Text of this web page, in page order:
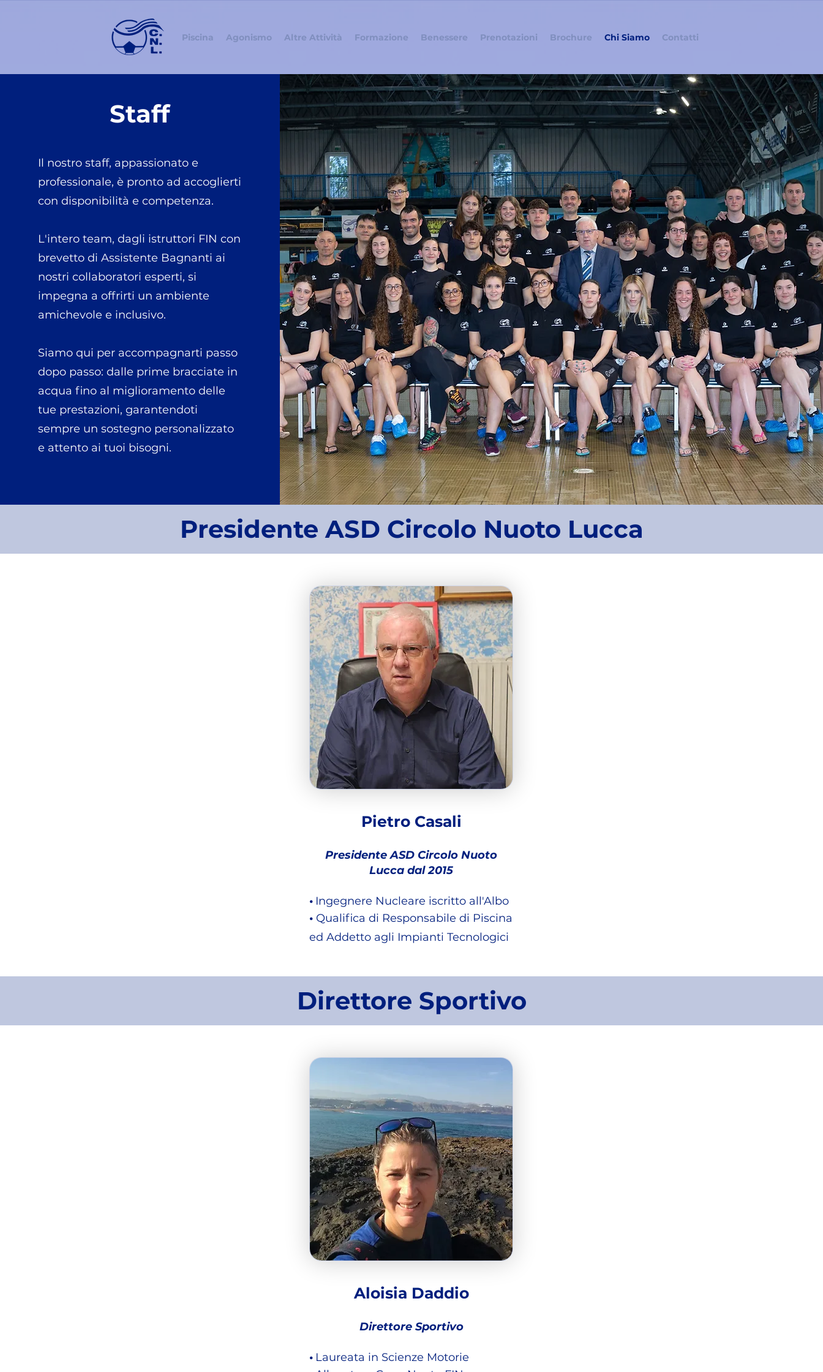
Piscina Agonismo Altre Attività Formazione Benessere Prenotazioni Brochure Chi Siamo Contatti
Staff
Il nostro staff, appassionato e
professionale, è pronto ad accoglierti
con disponibilità e competenza.
L'intero team, dagli istruttori FIN con
brevetto di Assistente Bagnanti ai
nostri collaboratori esperti, si
impegna a offrirti un ambiente
amichevole e inclusivo.
Siamo qui per accompagnarti passo
dopo passo: dalle prime bracciate in
acqua fino al miglioramento delle
tue prestazioni, garantendoti
sempre un sostegno personalizzato
e attento ai tuoi bisogni.
Presidente ASD Circolo Nuoto Lucca
Pietro Casali​
Presidente ASD Circolo Nuoto
Lucca dal 2015
​• Ingegnere Nucleare iscritto all'Albo
​• Qualifica di Responsabile di Piscina
ed Addetto agli Impianti Tecnologici
Direttore Sportivo
Aloisia Daddio
Direttore Sportivo
​• Laureata in Scienze Motorie